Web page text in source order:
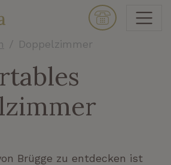
Doppelzimmer
Brügge zu entdecken ist